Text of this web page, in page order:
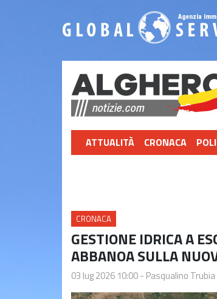
ATTUALITÀ CRONACA
CRONACA
GESTIONE IDRICA A
ABBANOA SULLA
03 lug 2026 10:00- Pasqualino Trubia